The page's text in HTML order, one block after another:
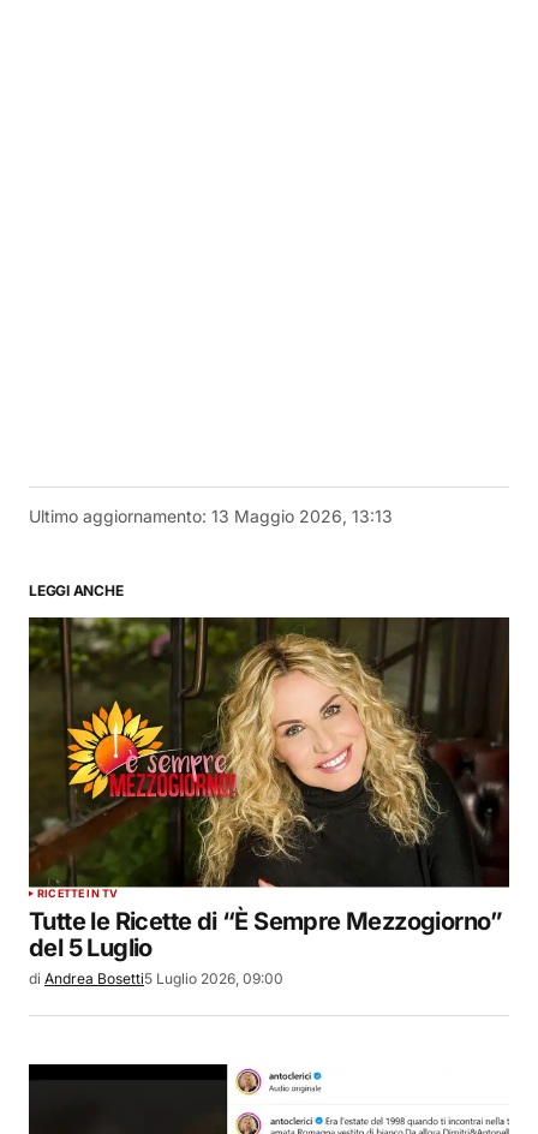
Ultimo aggiornamento: 13 Maggio 2026, 13:13
LEGGI ANCHE
RICETTE IN TV
Tutte le Ricette di “È Sempre Mezzogiorno”
del 5 Luglio
di Andrea Bosetti5 Luglio 2026, 09:00